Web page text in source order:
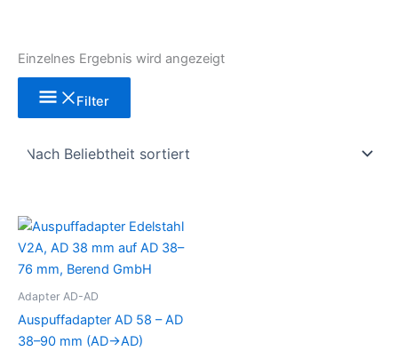
Einzelnes Ergebnis wird angezeigt
Filter
Adapter AD-AD
Auspuffadapter AD 58 – AD
38–90 mm (AD→AD)
Dieses
Produkt